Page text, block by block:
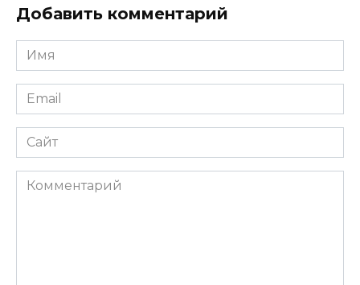
Добавить комментарий
Имя
*
Email
*
Сайт
Комментарий